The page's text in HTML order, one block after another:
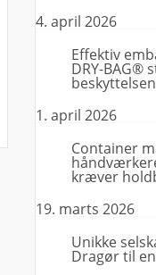
4. april 2026
Effektiv
DRY-BAG®
1. april 2026
Container
kræver
19. marts 2026
Unikke
Dragør til